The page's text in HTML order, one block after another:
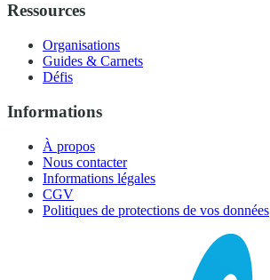
Ressources
Organisations
Guides & Carnets
Défis
Informations
À propos
Nous contacter
Informations légales
CGV
Politiques de protections de vos données